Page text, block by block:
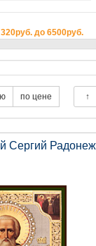
до 6500руб.
Сергий